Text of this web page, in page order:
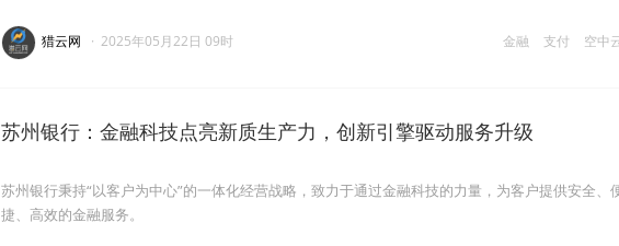
金融 支付 空中
猎云网 · 2025年05月22日 09时
苏州银行：金融科技点亮新质生产力，创新引擎驱动服务升级
苏州银行秉持“以客户为中心”的一体化经营战略，致力于通过金融科技的力量，为客户提供安全、
捷、高效的金融服务。